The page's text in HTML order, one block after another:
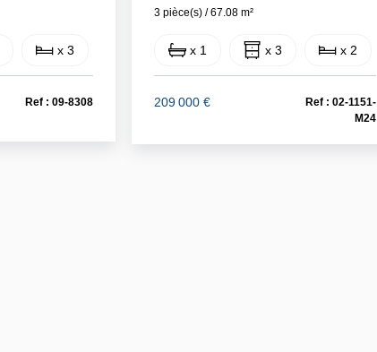
x 3
Ref : 09-8308
3 pièce(s) / 67.08 m²
x 1 x 3 x 2
209 000 €
Ref : 02-1151-
M24